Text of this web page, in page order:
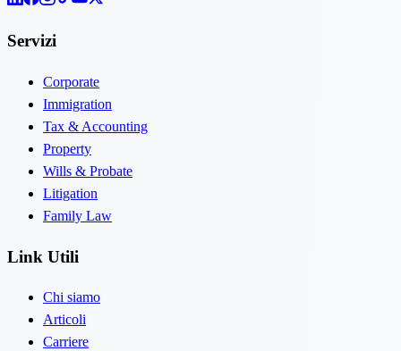
Servizi
Corporate
Immigration
Tax & Accounting
Property
Wills & Probate
Litigation
Family Law
Link Utili
Chi siamo
Articoli
Carriere